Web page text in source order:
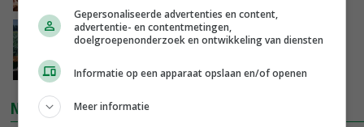
‘Cijfer jezelf niet weg en doe vooral ook waar
je gelukkig van wordt’
VANDAAG, 13:31
NIEUWSTE VIDEO'S
Gepersonaliseerde advertenties en content,
advertentie- en contentmetingen,
doelgroepenonderzoek en ontwikkeling van diensten
Informatie op een apparaat opslaan en/of openen
Meer informatie